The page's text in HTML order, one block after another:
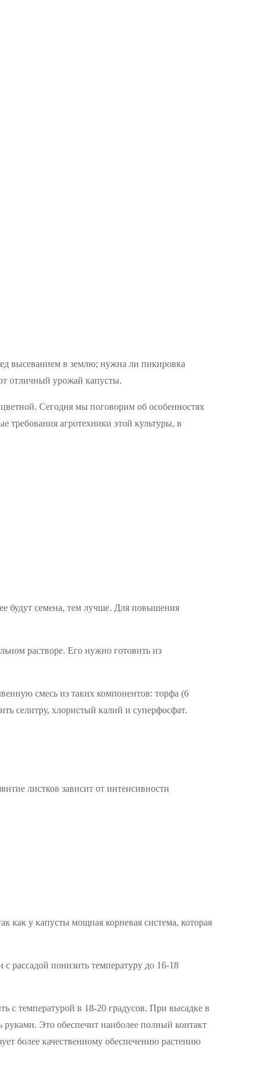
высеванием в землю; нужна ли пикировка
отличный урожай капусты.
Сегодня мы поговорим об особенностях
требования агротехники этой культуры, в
будут семена, тем лучше. Для повышения
растворе. Его нужно готовить из
смесь из таких компонентов: торфа (6
селитру, хлористый калий и суперфосфат.
листков зависит от интенсивности
как у капусты мощная корневая система, которая
рассадой понизить температуру до 16-18
с температурой в 18-20 градусов. При высадке в
руками. Это обеспечит наиболее полный контакт
более качественному обеспечению растению